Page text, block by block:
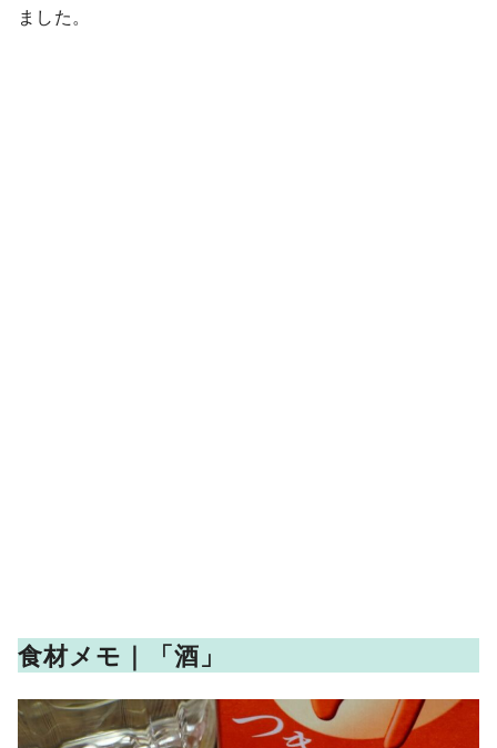
ました。
食材メモ｜「酒」